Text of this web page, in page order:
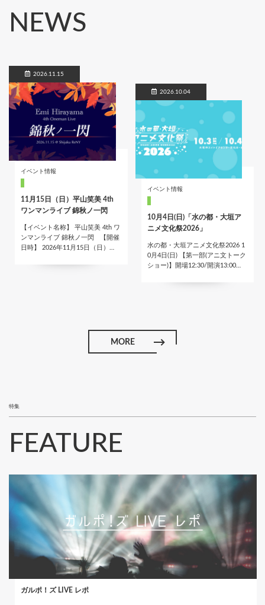
NEWS
2026.11.15
イベント情報
11月15日（日）平山笑美 4th
ワンマンライブ 錦秋ノ一閃
【イベント名称】 平山笑美 4th ワ
ンマンライブ 錦秋ノ一閃 【開催
日時】 2026年11月15日（日）…
2026.10.04
イベント情報
10月4日(日)「水の都・大垣ア
ニメ文化祭2026」
水の都・大垣アニメ文化祭2026 1
0月4日(日) 【第一部(アニ文トーク
ショー)】開場12:30/開演13:00…
MORE
特集
FEATURE
ガルポ！ズ LIVE レポ